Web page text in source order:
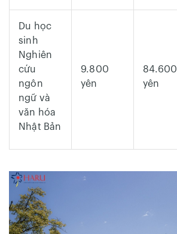
Du học
sinh
Nghiên
cứu
ngôn
ngữ và
văn hóa
Nhật Bản
9.800
yên
84.600
yên